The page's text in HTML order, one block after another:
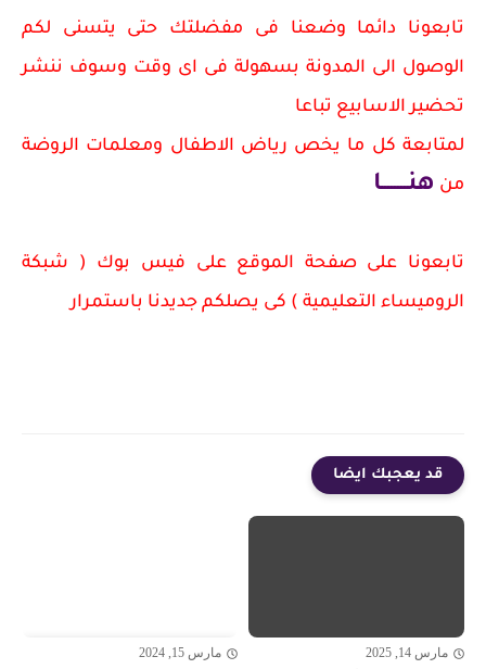
تابعونا دائما وضعنا فى مفضلتك حتى يتسنى لكم
الوصول الى المدونة بسهولة فى اى وقت وسوف ننشر
تحضير الاسابيع تباعا
لمتابعة كل ما يخص رياض الاطفال ومعلمات الروضة
من هنــــــــا
تابعونا على صفحة الموقع على فيس بوك ( شبكة
الروميساء التعليمية ) كى يصلكم جديدنا باستمرار
قد يعجبك ايضا
مارس 14, 2025 مارس 15, 2024